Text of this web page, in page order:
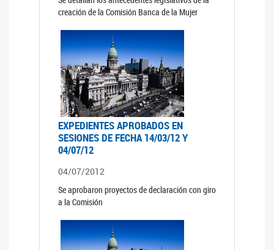
creación de la Comisión Banca de la Mujer
EXPEDIENTES APROBADOS EN
SESIONES DE FECHA 14/03/12 Y
04/07/12
04/07/2012
Se aprobaron proyectos de declaración con giro
a la Comisión